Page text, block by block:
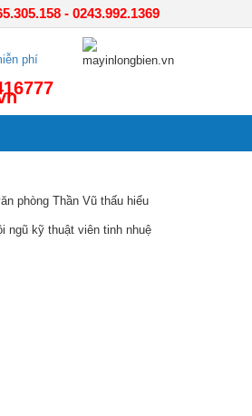
- 0243.992.1369
phí
phòng Thần Vũ thấu hiểu
ngũ kỹ thuật viên tinh nhuệ